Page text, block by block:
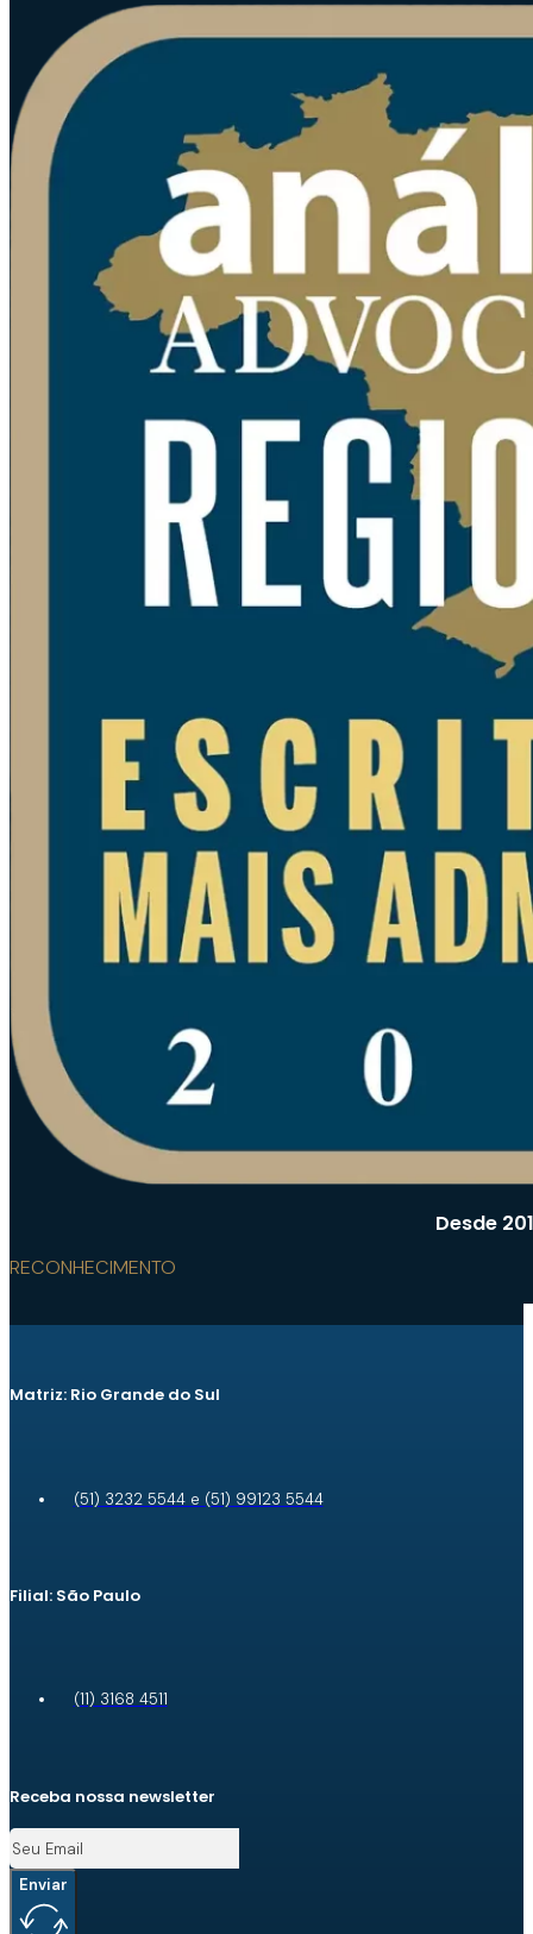
Desde
RECONHECIMENTO
Matriz: Rio Grande do Sul
(51) 3232 5544 e (51) 99123 5544
Filial: São Paulo
(11) 3168 4511
Receba nossa newsletter
Enviar